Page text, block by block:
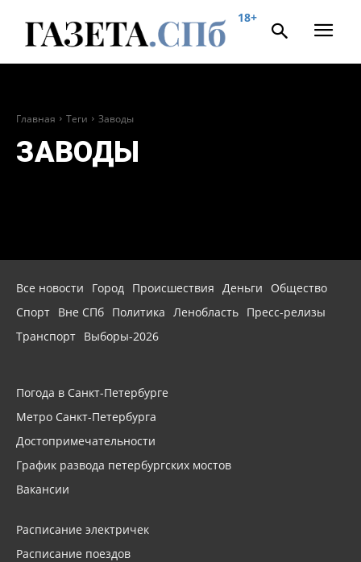
18+
Главная Теги Заводы
ЗАВОДЫ
Все новости Город Происшествия Деньги
Общество
Спорт Вне СПб Политика Ленобласть Пресс-релизы
Транспорт Выборы-2026
Погода в Санкт-Петербурге
Метро Санкт-Петербурга
Достопримечательности
График развода петербургских мостов
Вакансии
Расписание электричек
Расписание поездов